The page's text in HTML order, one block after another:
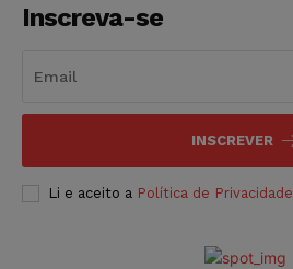
Inscreva-se
INSCREVER
Li e aceito a Política de Privacidade